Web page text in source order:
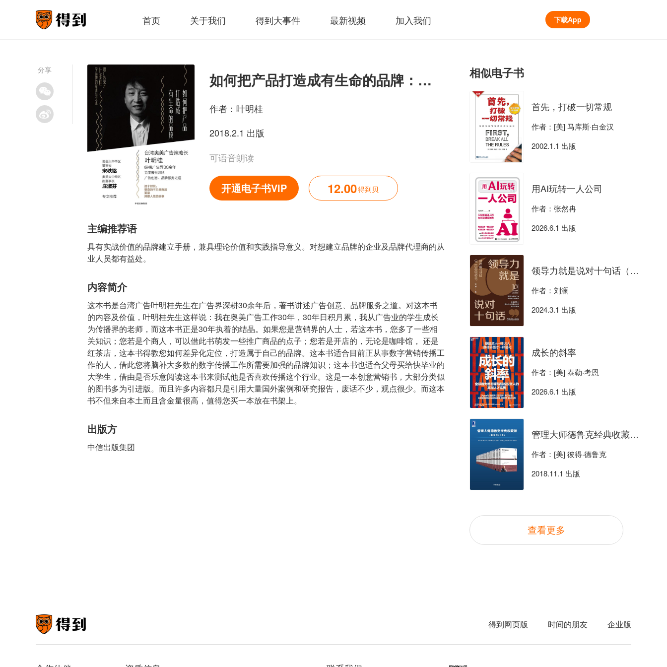
首页 关于我们 得到大事件 最新视频 加入我们 下载App
分享
如何把产品打造成有生命的品牌：跟广告鬼才叶明桂学品牌的技术与艺术
作者： 叶明桂
2018.2.1 出版
可语音朗读
开通电子书VIP 12.00得到贝
主编推荐语
具有实战价值的品牌建立手册，兼具理论价值和实践指导意义。对想建立品牌的企业及品牌代理商的从
业人员都有益处。
内容简介
这本书是台湾广告叶明桂先生在广告界深耕30余年后，著书讲述广告创意、品牌服务之道。对这本书
的内容及价值，叶明桂先生这样说：我在奥美广告工作30年，30年日积月累，我从广告业的学生成长
为传播界的老师，而这本书正是30年执着的结晶。如果您是营销界的人士，若这本书，您多了一些相
关知识；您若是个商人，可以借此书萌发一些推广商品的点子；您若是开店的，无论是咖啡馆， 还是
红茶店，这本书得教您如何差异化定位，打造属于自己的品牌。这本书适合目前正从事数字营销传播工
作的人，借此您将脑补大多数的数字传播工作所需要加强的品牌知识；这本书也适合父母买给快毕业的
大学生，借由是否乐意阅读这本书来测试他是否喜欢传播这个行业。这是一本创意营销书，大部分类似
的图书多为引进版。而且许多内容都只是引用大量国外案例和研究报告，废话不少，观点很少。而这本
书不但来自本土而且含金量很高，值得您买一本放在书架上。
出版方
中信出版集团
相似电子书
首先，打破一切常规
作者：[美] 马库斯·白金汉
2002.1.1 出版
用AI玩转一人公司
作者：张然冉
2026.6.1 出版
领导力就是说对十句话（10周年纪念版）
作者：刘澜
2024.3.1 出版
成长的斜率
作者：[美] 泰勒·考恩
2026.6.1 出版
管理大师德鲁克经典收藏版（共25册）
作者：[美] 彼得·德鲁克
2018.11.1 出版
查看更多
得到网页版 时间的朋友 企业版